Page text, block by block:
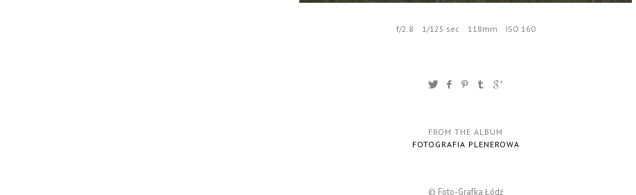
f/2.8 1/125 sec 118mm ISO 160
FROM THE ALBUM
FOTOGRAFIA PLENEROWA
© Foto-Grafka Łódź